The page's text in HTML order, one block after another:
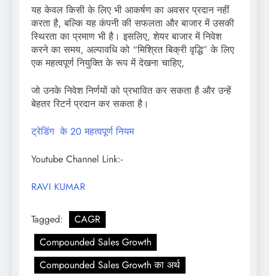
यह केवल किसी के लिए भी आकर्षण का अवसर प्रदान नहीं
करता है, बल्कि यह कंपनी की सफलता और बाजार में उसकी
स्थिरता का प्रमाण भी है। इसलिए, शेयर बाजार में निवेश
करने का समय, अल्पावधि को “मिश्रित बिक्री वृद्धि” के लिए
एक महत्वपूर्ण नियुक्ति के रूप में देखना चाहिए,
जो उनके निवेश निर्णयों को प्रभावित कर सकता है और उन्हें
बेहतर रिटर्न प्रदान कर सकता है।
ट्रेडिंग के 20 महत्वपूर्ण नियम
Youtube Channel Link:-
RAVI KUMAR
Tagged:
CAGR
Compounded Sales Growth
Compounded Sales Growth का अर्थ